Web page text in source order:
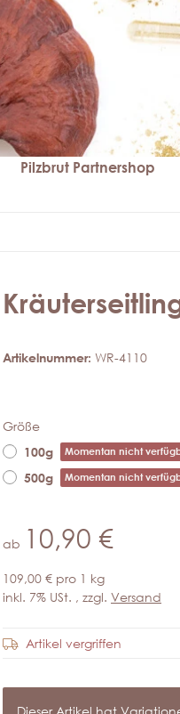
Pilzbrut Partnershop
Artikelnummer: WR-4110
Größe
100g
Momentan nicht
500g Momentan nicht
ab 10,90 €
109,00 € pro 1 kg
inkl. 7% USt. , zzgl. Versand
Artikel vergriffen
x
Dieser Artikel hat